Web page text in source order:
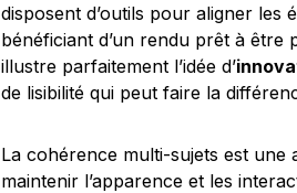
disposent d’outils pour aligner les
bénéficiant d’un rendu prêt à être
illustre parfaitement l’idée d’
de lisibilité qui peut faire la
La cohérence multi-sujets est
maintenir l’apparence et les